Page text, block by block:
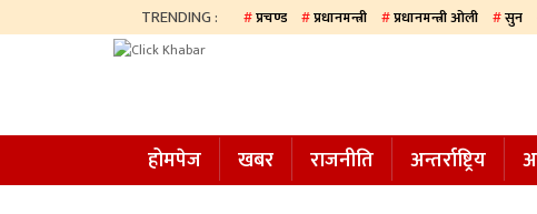
TRENDING : प्रचण्ड प्रधानमन्त्री प्रधानमन्त्री ओली सुन
खबर
समाज
होमपेज खबर राजनीति अन्तर्राष्ट्रिय